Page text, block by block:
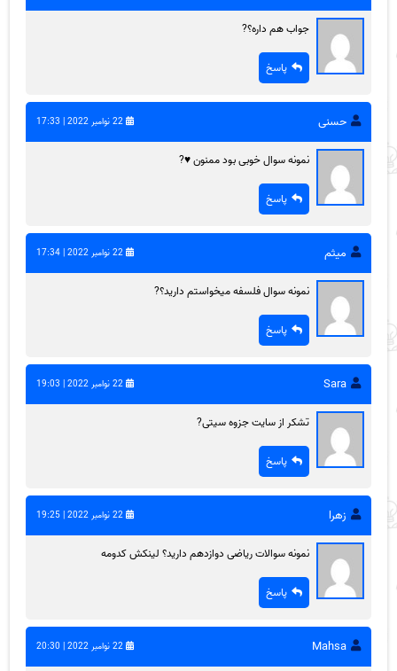
جواب هم داره؟?
پاسخ
حسنی 22 نوامبر 2022 | 17:33
نمونه سوال خوبی بود ممنون ♥️?
پاسخ
میثم 22 نوامبر 2022 | 17:34
نمونه سوال فلسفه میخواستم دارید؟?
پاسخ
Sara 22 نوامبر 2022 | 19:03
تشکر از سایت جزوه سیتی?
پاسخ
زهرا 22 نوامبر 2022 | 19:25
نمونه سوالات ریاضی دوازدهم دارید؟ لینکش کدومه
پاسخ
Mahsa 22 نوامبر 2022 | 20:30